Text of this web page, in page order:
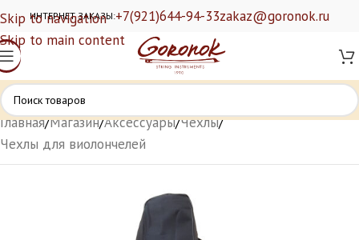
Skip to navigation
Skip to main content
ИНТЕРНЕТ ЗАКАЗЫ:+7(921)644-94-33zakaz@goronok.ru
Главная/Магазин/Аксессуары/Чехлы/
Чехлы для виолончелей